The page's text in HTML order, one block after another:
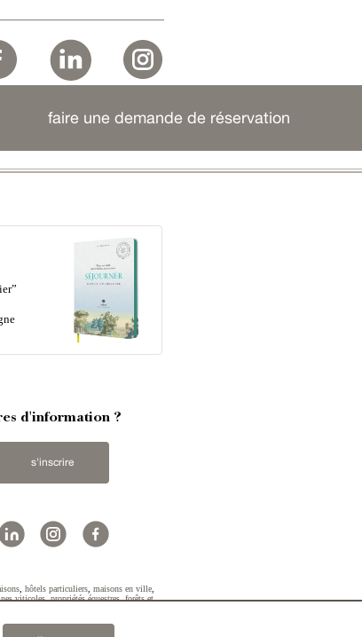
faire une demande de réservation
d'information ?
s'inscrire
hôtels particuliers maisons en ville
viticoles,propriétés équestres,forêts et